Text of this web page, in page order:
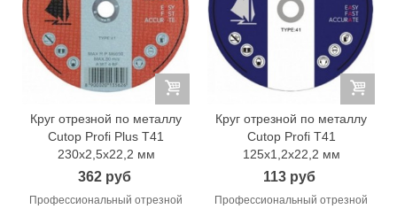
Круг отрезной по металлу
Cutop Profi Plus Т41
230х2,5х22,2 мм
362 руб
Профессиональный отрезной
Круг отрезной по металлу
Cutop Profi T41
125x1,2x22,2 мм
113 руб
Профессиональный отрезной